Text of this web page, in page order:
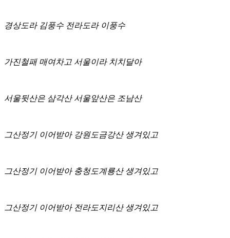
경상도라 김풍수 전라도라 이풍수
가진철패 매여차고 서울이라 치치달아
서울뒷산은 삼각산 서울앞산은 조남산
그산정기 이어받아 강원도금강산 생겨있고
그산정기 이어받아 충청도계룡산 생겨있고
그산정기 이어받아 전라도지리산 생겨있고